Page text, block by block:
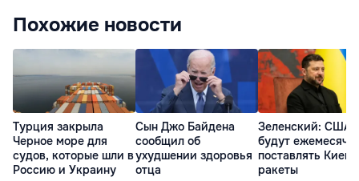
Похожие новости
Турция закрыла
Черное море для
судов, которые шли в
Россию и Украину
Сын Джо Байдена
сообщил об
ухудшении здоровья
отца
Зеленский: США
будут
поставлять Киеву
ракеты